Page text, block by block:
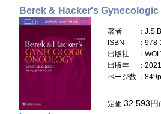
Berek & Hacker's
著者
：
ISBN
：
出版社
：
出版年
：
ページ数 ：
定価32,593円